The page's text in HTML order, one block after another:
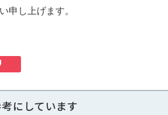
申し上げます。
にしています